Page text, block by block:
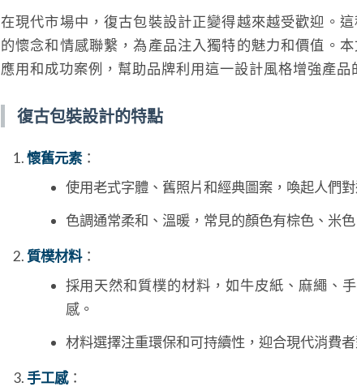
在現代市場中，復古包裝設計正變得越來越受歡迎。
的懷念和情感聯繫，為產品注入獨特的魅力和價值。
應用和成功案例，幫助品牌利用這一設計風格增強產品
復古包裝設計的特點
懷舊元素：
使用老式字體、舊照片和經典圖案，喚起人們
色調通常柔和、溫暖，常見的顏色有棕色、米
質樸材料：
採用天然和質樸的材料，如牛皮紙、麻繩、
感。
材料選擇注重環保和可持續性，迎合現代消費
手工感：